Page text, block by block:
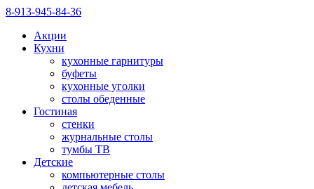
8-913-945-84-36
Акции
Кухни
кухонные гарнитуры
буфеты
кухонные уголки
столы обеденные
Гостиная
стенки
журнальные столы
тумбы ТВ
Детские
компьютерные столы